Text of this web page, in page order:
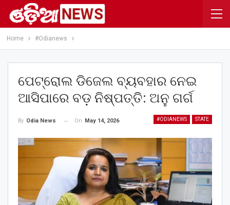
Home #Odianews
ପେଟ୍ରୋଲ ଡିଜେଲ ବ୍ୟବହାର ନେଇ
ଆସିପାରେ ବଡ଼ ନିଷ୍ପତ୍ତି: ଅନୁ ଗର୍ଗ
#ODIANEWS STATE
By Odia News On May 14, 2026